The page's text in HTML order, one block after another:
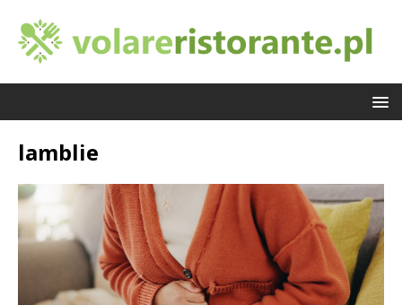
lamblie